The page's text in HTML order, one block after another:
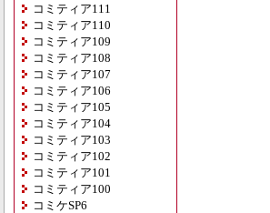
コミティア111
コミティア110
コミティア109
コミティア108
コミティア107
コミティア106
コミティア105
コミティア104
コミティア103
コミティア102
コミティア101
コミティア100
コミケSP6